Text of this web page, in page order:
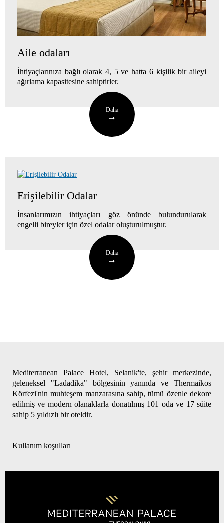
Aile odaları
İhtiyaçlarınıza bağlı olarak 4, 5 ve hatta 6 kişilik bir aileyi
ağırlama kapasitesine sahiptirler.
Daha
Erişilebilir Odalar
İnsanlarımızın ihtiyaçları göz önünde bulundurularak
engelli bireyler için özel odalar oluşturulmuştur.
Daha
Mediterranean Palace Hotel, Selanik'te, şehir merkezinde,
geleneksel "Ladadika" bölgesinin yanında ve Thermaikos
Körfezi'nin muhteşem manzarasına sahip, tümü özenle dekore
edilmiş ve modern olanaklarla donatılmış 101 oda ve 17 süite
sahip 5 yıldızlı bir oteldir.
Kullanım koşulları